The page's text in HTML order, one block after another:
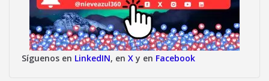
Síguenos en LinkedIN, en X y en Facebook